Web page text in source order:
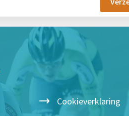
Cookieverklaring